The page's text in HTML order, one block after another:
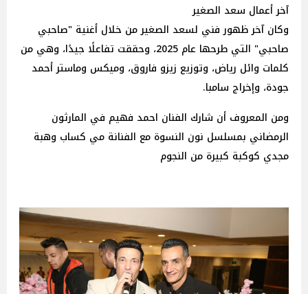
آخر أعمال سعد الصغير
وكان آخر ظهور فني لسعد الصغير من خلال أغنية "صاحبي
صاحبي" التي طرحها عام 2025، وحققت تفاعلًا جيدًا، وهي من
كلمات وائل رياض، وتوزيع زيزو فاروق، وميكس وماستر أحمد
جودة، وإخراج سامبا.
ومن المعروف أن شارك الفنان احمد فهيم في المارثون
الرمضاني بمسلسل نون النسوة مع الفنانة مي كساب وهبة
مجدي كوكبة كبيرة من النجوم